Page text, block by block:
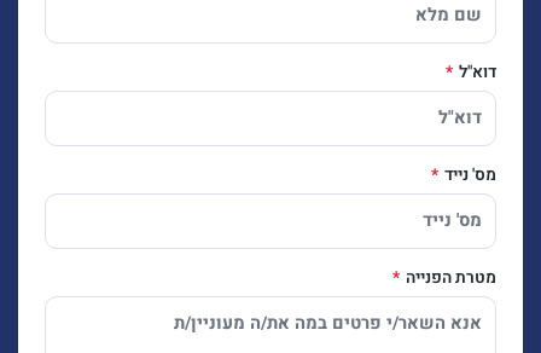
דוא"ל
מס' נייד
מטרת הפנייה